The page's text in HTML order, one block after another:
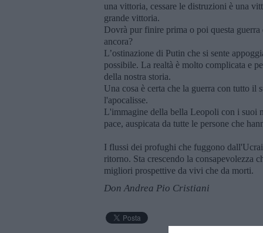
una vittoria, cessare le distruzioni è una
grande vittoria.
Dovrà pur finire prima o poi questa
ancora?
L’ostinazione di Putin che si sente
possibile. La realtà è molto complicata e
della nostra storia.
Una cosa è certa che la guerra con tutto il
l'apocalisse.
L'immagine della bella Leopoli con i suoi
pace, auspicata da tutte le persone che
I flussi dei profughi che fuggono
ritorno. Sta crescendo la consapevolezza
migliori prospettive da vivi che da morti.
Don Andrea Pio Cristiani